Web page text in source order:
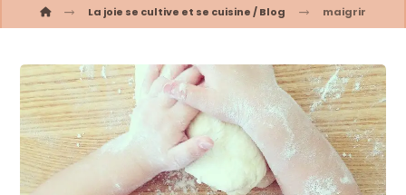
La joie se cultive et se cuisine / Blog maigrir